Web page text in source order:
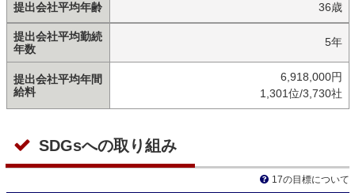
提出会社平均年齢 36歳
提出会社平均勤続
年数
5年
提出会社平均年間
給料
6,918,000円
1,301位/3,730社
SDGsへの取り組み
17の目標について